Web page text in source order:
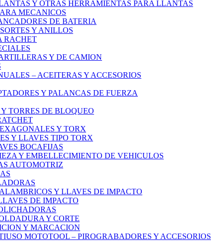
Y OTRAS HERRAMIENTAS PARA LLANTAS
MECANICOS
DE BATERIA
Y ANILLOS
RACHET
Y DE CAMION
– ACEITERAS Y ACCESORIOS
Y PALANCAS DE FUERZA
TORRES DE BLOQUEO
Y TORX
Y LLAVES TIPO TORX
BOCAFIJAS
Y EMBELLECIMIENTO DE VEHICULOS
AUTOMOTRIZ
Y LLAVES DE IMPACTO
DE IMPACTO
Y CORTE
Y MARCACION
MOTOTOOL – PIROGRABADORES Y ACCESORIOS